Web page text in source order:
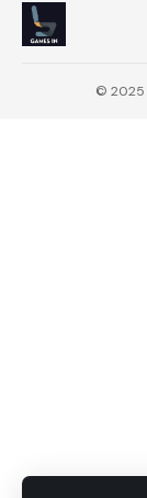
© 2025